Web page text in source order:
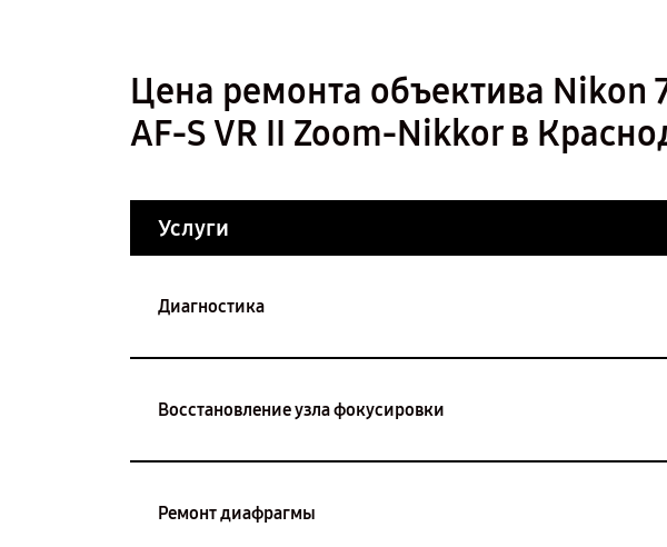
Цена ремонта объектива Nikon
AF-S VR II Zoom-Nikkor в
Услуги
Диагностика
Восстановление узла фокусировки
Ремонт диафрагмы